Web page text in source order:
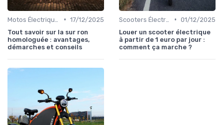
• 17/12/2025
Tout savoir sur la sur ron
homologuée : avantages,
démarches et conseils
• 01/12/2025
Louer un scooter électrique
à partir de 1 euro par jour :
comment ça marche ?